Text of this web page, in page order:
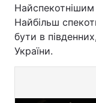
Найбільш
бути в
України.